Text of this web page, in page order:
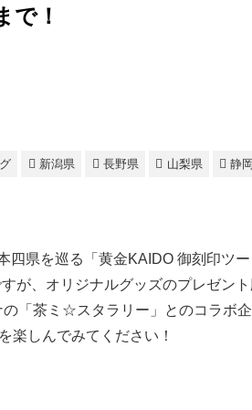
で！
新潟県 長野県 山梨県 静
四県を巡る「黄金KAIDO 御刻印ツ
が、オリジナルグッズのプレゼン
「茶ミ☆スタラリー」とのコラボ
楽しんでみてください！